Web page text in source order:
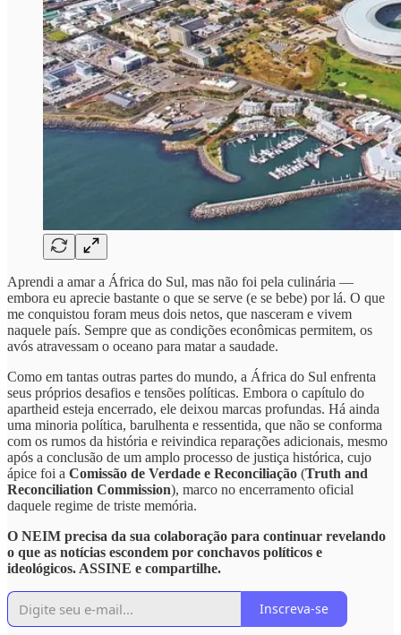
Aprendi a amar a África do Sul, mas não foi pela culinária —
embora eu aprecie bastante o que se serve (e se bebe) por lá. O que
me conquistou foram meus dois netos, que nasceram e vivem
naquele país. Sempre que as condições econômicas permitem, os
avós atravessam o oceano para matar a saudade.
Como em tantas outras partes do mundo, a África do Sul enfrenta
seus próprios desafios e tensões políticas. Embora o capítulo do
apartheid esteja encerrado, ele deixou marcas profundas. Há ainda
uma minoria política, barulhenta e ressentida, que não se conforma
com os rumos da história e reivindica reparações adicionais, mesmo
após a conclusão de um amplo processo de justiça histórica, cujo
ápice foi a Comissão de Verdade e Reconciliação (Truth and
Reconciliation Commission), marco no encerramento oficial
daquele regime de triste memória.
O NEIM precisa da sua colaboração para continuar revelando
o que as notícias escondem por conchavos políticos e
ideológicos. ASSINE e compartilhe.
Inscreva-se